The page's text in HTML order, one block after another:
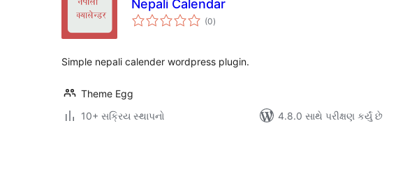
Nepali Calendar
(0કુલ
રેટિંગ્સ
)
Simple nepali calender wordpress plugin.
Theme Egg
10+ સક્રિય સ્થાપનો
4.8.0 સાથે પરીક્ષણ કર્યું છે